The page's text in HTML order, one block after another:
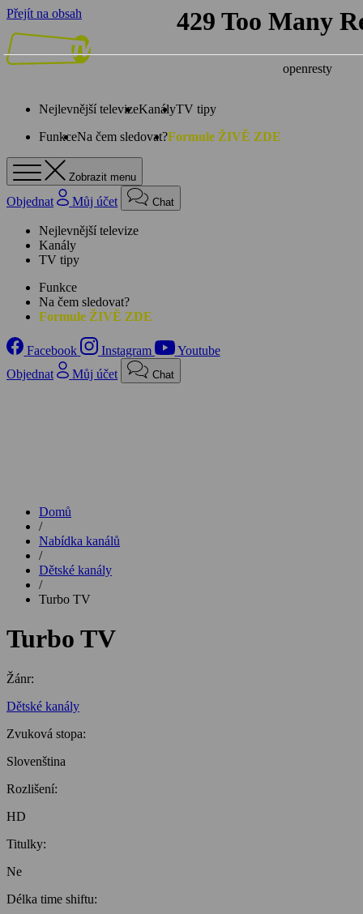
Přejít na obsah
Nejlevnější televizeKanályTV tipy
FunkceNa čem sledovat?Formule ŽIVĚ ZDE
Zobrazit menu
Objednat Můj účet Chat
Nejlevnější televize
Kanály
TV tipy
Funkce
Na čem sledovat?
Formule ŽIVĚ ZDE
Facebook Instagram
Youtube
Objednat
Můj účet Chat
Domů
/
Nabídka kanálů
/
Dětské kanály
/
Turbo TV
Turbo TV
Žánr:
Dětské kanály
Zvuková stopa:
Slovenština
Rozlišení:
HD
Titulky:
Ne
Délka time shiftu: